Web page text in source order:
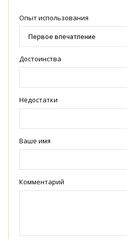
Опыт использования
Достоинства
Недостатки
Ваше имя
Комментарий